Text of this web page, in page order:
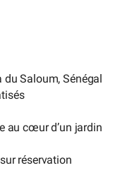
Saloum, Sénégal
au cœur d’un jardin
réservation